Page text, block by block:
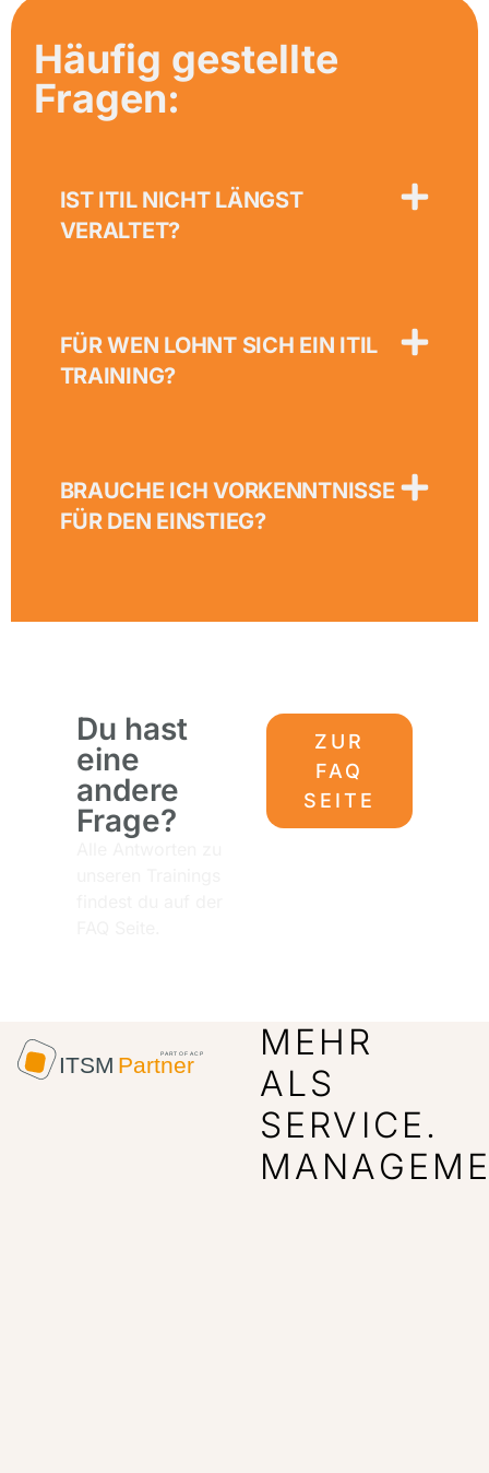
Häufig gestellte
Fragen:
IST ITIL NICHT LÄNGST
VERALTET?
FÜR WEN LOHNT SICH EIN ITIL
TRAINING?
BRAUCHE ICH VORKENNTNISSE
FÜR DEN EINSTIEG?
Du hast
eine
andere
Frage?
ZUR
FAQ
SEITE
MEHR
ALS
SERVICE.